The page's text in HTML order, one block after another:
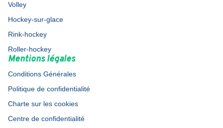
Volley
Hockey-sur-glace
Rink-hockey
Roller-hockey
Mentions légales
Conditions Générales
Politique de confidentialité
Charte sur les cookies
Centre de confidentialité